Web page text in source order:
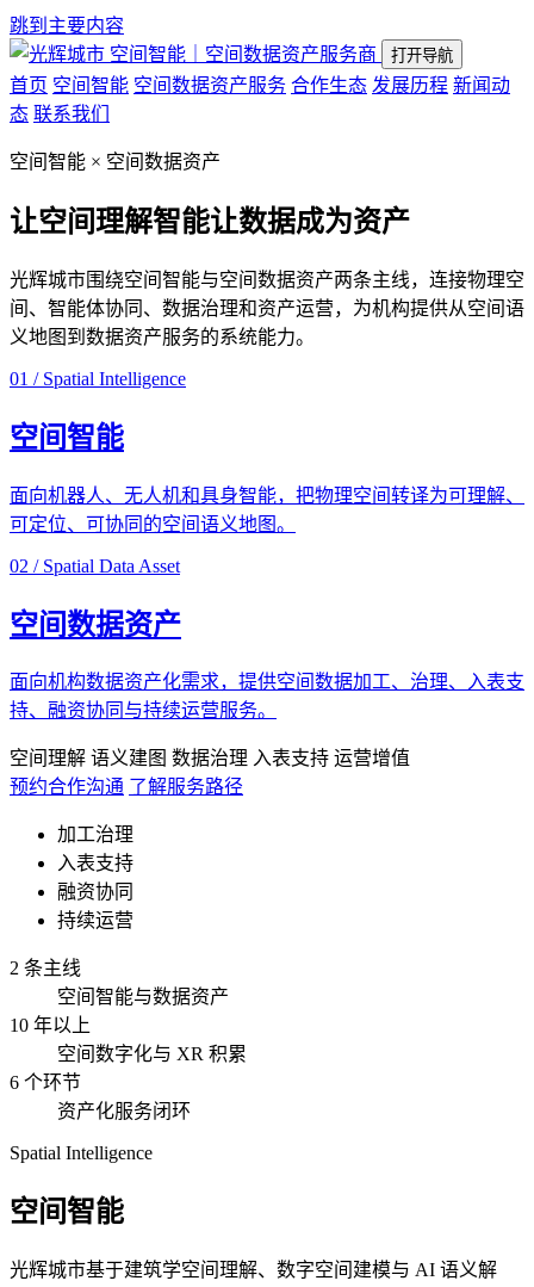
跳到主要内容
空间智能｜空间数据资产服务商
打开导航
首页 空间智能 空间数据资产服务 合作生态 发展历程 新闻动
态 联系我们
空间智能 × 空间数据资产
让空间理解智能让数据成为资产
光辉城市围绕空间智能与空间数据资产两条主线，连接物理空
间、智能体协同、数据治理和资产运营，为机构提供从空间语
义地图到数据资产服务的系统能力。
01 / Spatial Intelligence
空间智能
面向机器人、无人机和具身智能，把物理空间转译为可理解、
可定位、可协同的空间语义地图。
02 / Spatial Data Asset
空间数据资产
面向机构数据资产化需求，提供空间数据加工、治理、入表支
持、融资协同与持续运营服务。
空间理解 语义建图 数据治理 入表支持 运营增值
预约合作沟通 了解服务路径
加工治理
入表支持
融资协同
持续运营
2 条主线
空间智能与数据资产
10 年以上
空间数字化与 XR 积累
6 个环节
资产化服务闭环
Spatial Intelligence
空间智能
光辉城市基于建筑学空间理解、数字空间建模与 AI 语义解